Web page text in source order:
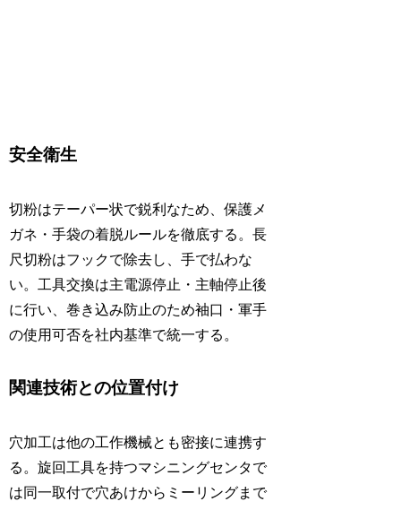
安全衛生
切粉はテーパー状で鋭利なため、保護メ
ガネ・手袋の着脱ルールを徹底する。長
尺切粉はフックで除去し、手で払わな
い。工具交換は主電源停止・主軸停止後
に行い、巻き込み防止のため袖口・軍手
の使用可否を社内基準で統一する。
関連技術との位置付け
穴加工は他の工作機械とも密接に連携す
る。旋回工具を持つマシニングセンタで
は同一取付で穴あけからミーリングまで